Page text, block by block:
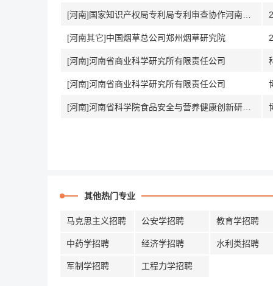
[河南其它]中国烟草总公司郑州烟草研究院
[河南]河南省商业科学研究所有限责任公司
[河南]河南省商业科学研究所有限责任公司
其他热门专业
马克思主义招聘 公安学招聘 教育学招聘
中药学招聘 经济学招聘 水利类招聘
军制学招聘 工程力学招聘